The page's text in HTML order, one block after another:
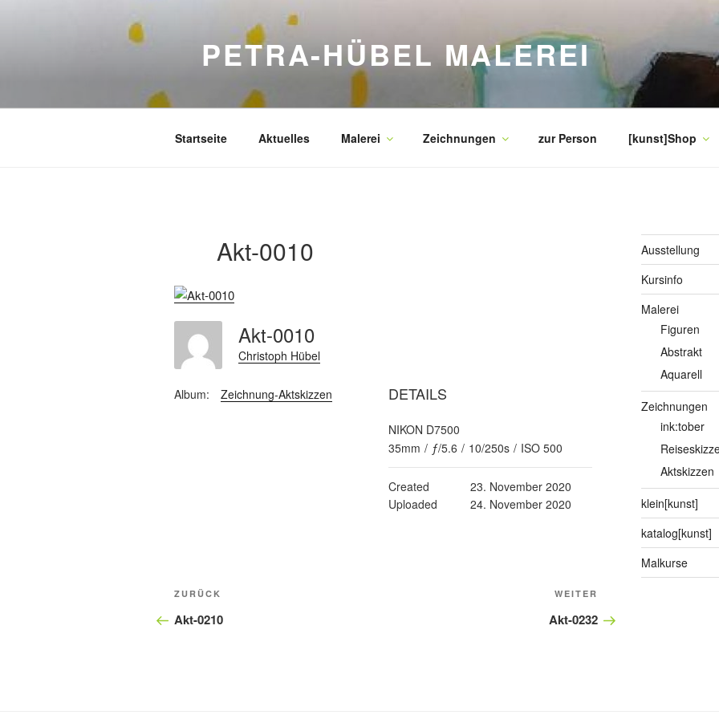
PETRA-HÜBEL MALEREI
Startseite Aktuelles Malerei Zeichnungen zur Person [kunst]Shop
Akt-0010
Akt-0010
Christoph Hübel
Album: Zeichnung-Aktskizzen DETAILS
NIKON D7500
35mm / ƒ/5.6 / 10/250s / ISO 500
Created
23. November 2020
Uploaded
24. November 2020
Beitragsnavigation
Vorheriger
Beitrag
ZURÜCK
Akt-0210
Beitrag
WEITER
Akt-0232
Ausstellung
Kursinfo
Malerei
Figuren
Abstrakt
Aquarell
Zeichnungen
ink:tober
Aktskizzen
klein[kunst]
katalog[kunst]
Malkurse